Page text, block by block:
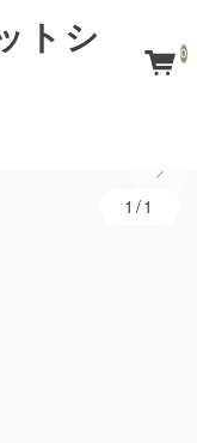
トシ
0
1/1